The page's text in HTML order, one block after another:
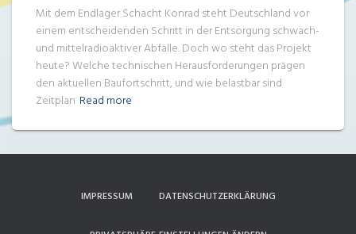
Mit dem Endlager Schacht Konrad steht Deutschland vor
einem entscheidenden Schritt in der Entsorgung schwach-
und mittelradioaktiver Abfälle. Doch wo steht das Projekt
heute? Welche technischen Herausforderungen prägen
den aktuellen Baufortschritt, und wie belastbar sind
Zeitplan Read more
IMPRESSUM DATENSCHUTZERKLÄRUNG